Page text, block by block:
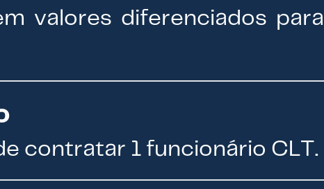
valores diferenciados para
contratar 1 funcionário CLT.